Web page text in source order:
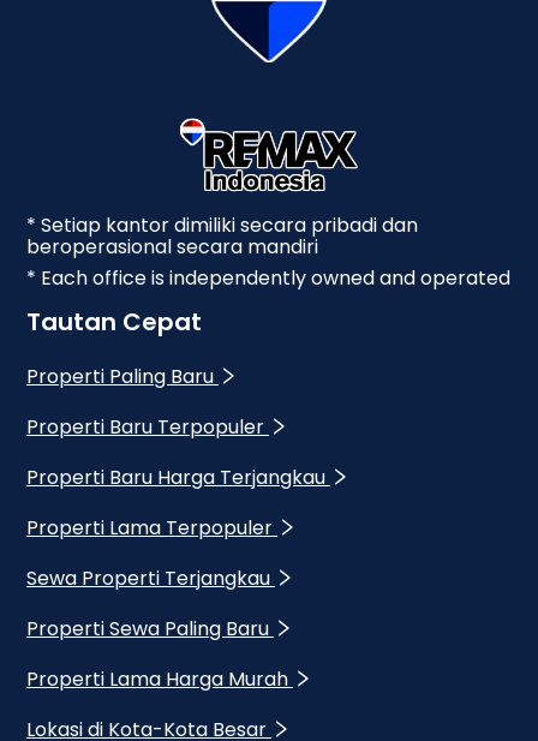
* Setiap kantor dimiliki secara pribadi dan
beroperasional secara mandiri
* Each office is independently owned and operated
Tautan Cepat
Properti Paling Baru
Properti Baru Terpopuler
Properti Baru Harga Terjangkau
Properti Lama Terpopuler
Sewa Properti Terjangkau
Properti Sewa Paling Baru
Properti Lama Harga Murah
Lokasi di Kota-Kota Besar